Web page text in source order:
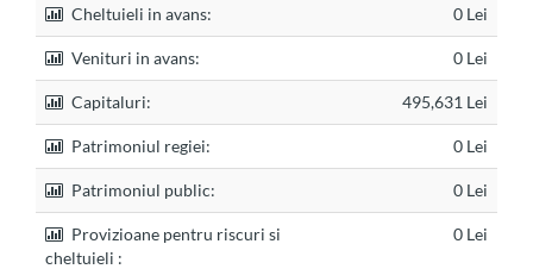
Cheltuieli in avans: 0 Lei
Venituri in avans: 0 Lei
Capitaluri: 495,631 Lei
Patrimoniul regiei: 0 Lei
Patrimoniul public: 0 Lei
Provizioane pentru riscuri si
cheltuieli :
0 Lei